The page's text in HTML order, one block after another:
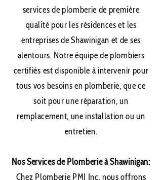
services de plomberie de première
qualité pour les résidences et les
entreprises de Shawinigan et de ses
alentours. Notre équipe de plombiers
certifiés est disponible à intervenir pour
tous vos besoins en plomberie, que ce
soit pour une réparation, un
remplacement, une installation ou un
entretien.
Nos Services de Plomberie à Shawinigan:
Chez Plomberie PMJ Inc, nous offrons